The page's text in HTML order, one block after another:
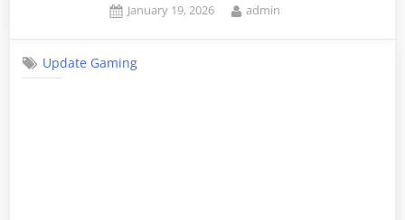
Posted
January 19, 2026 By
admin
Update Gaming